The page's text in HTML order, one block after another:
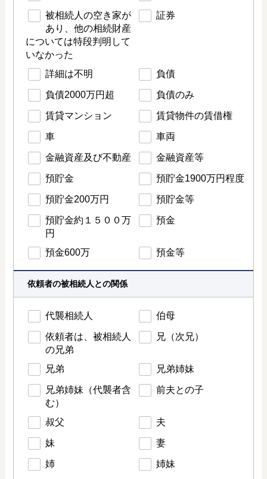
被相続人の空き家が
あり、他の相続財産
については特段判明して
いなかった
証券
詳細は不明 負債
負債2000万円超 負債のみ
賃貸マンション 賃貸物件の賃借権
車 車両
金融資産及び不動産 金融資産等
預貯金 預貯金1900万円程度
預貯金200万円 預貯金等
預貯金約１５００万
円
預金
預金600万 預金等
依頼者の被相続人との関係
代襲相続人 伯母
依頼者は、被相続人
の兄弟
兄（次兄）
兄弟 兄弟姉妹
兄弟姉妹（代襲者含
む）
前夫との子
叔父 夫
妹 妻
姉 姉妹